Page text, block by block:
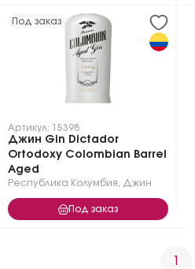
Под заказ
Артикул: 15398
Джин Gin Dictador
Ortodoxy Colombian Barrel
Aged
Республика Колумбия Джин
Под заказ
1